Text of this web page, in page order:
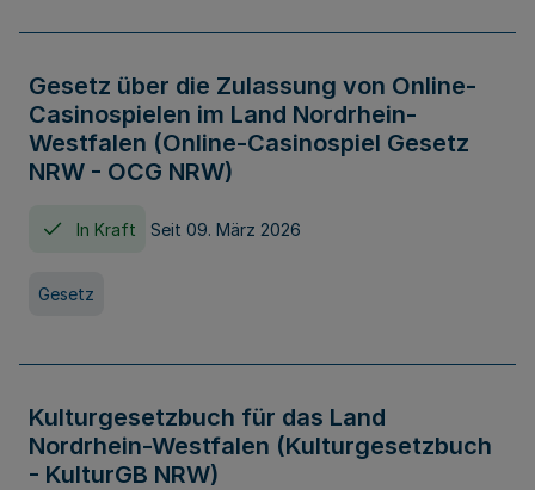
Gesetz über die Zulassung von Online-
Casinospielen im Land Nordrhein-
Westfalen (Online-Casinospiel Gesetz
NRW - OCG NRW)
In Kraft Seit 09. März 2026
Gesetz
Kulturgesetzbuch für das Land
Nordrhein-Westfalen (Kulturgesetzbuch
- KulturGB NRW)